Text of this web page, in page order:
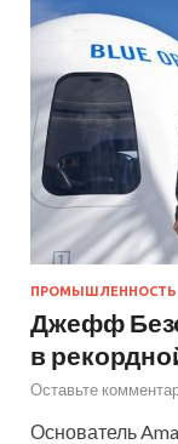
ПРОМЫШЛЕННОСТЬ
Джефф
в
Оставьте
Основатель